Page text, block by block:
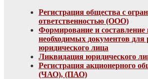
Регистрация общества с
ответственностью (ООО)
Формирование и составление
необходимых документов для
юридического лица
Ликвидация юридического
Регистрация акционерного
(ЧАО), (ПАО)